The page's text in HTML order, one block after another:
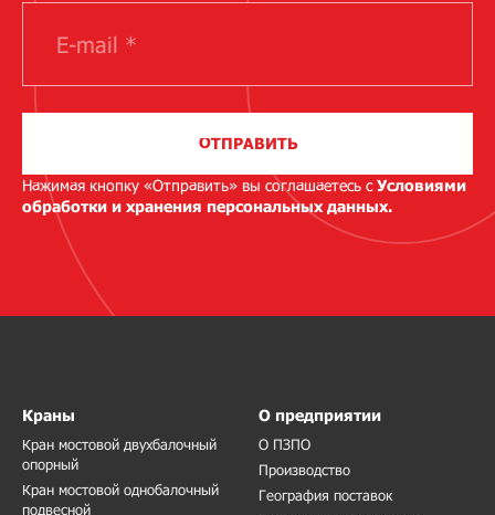
ОТПРАВИТЬ
Нажимая кнопку «Отправить» вы соглашаетесь сУсловиями
обработки и хранения персональных данных.
Краны
Кран мостовой двухбалочный
опорный
Кран мостовой однобалочный
подвесной
О предприятии
О ПЗПО
Производство
География поставок